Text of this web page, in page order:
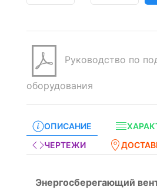
Руководство по
оборудования
ОПИСАНИЕ
ЧЕРТЕЖИ
Энергосберегающий